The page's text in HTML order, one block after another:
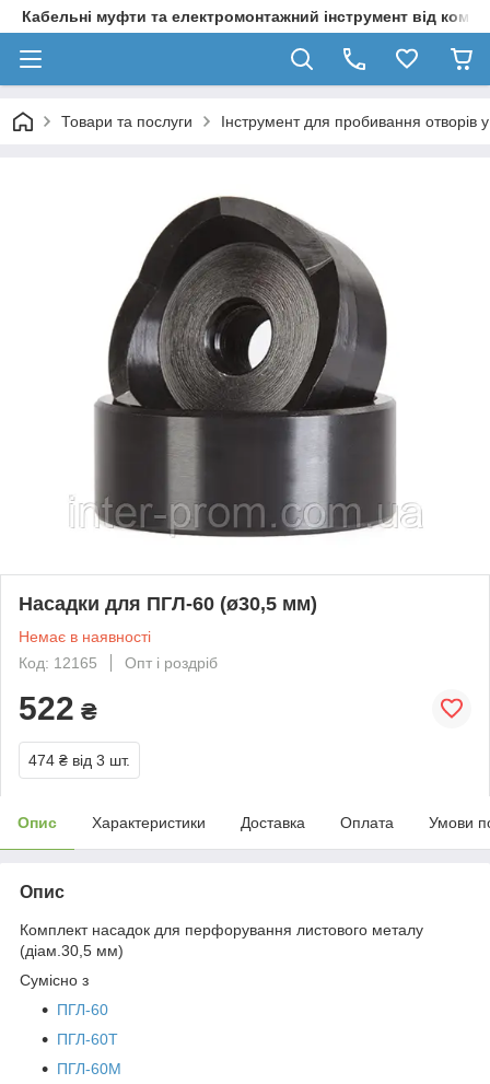
Кабельні муфти та електромонтажний інструмент від
Товари та послуги Інструмент для пробивання отворів
Насадки для ПГЛ-60 (ø30,5 мм)
Немає в наявності
Код: 12165
Опт і роздріб
522 ₴
474 ₴ від 3 шт.
Опис Характеристики Доставка Оплата Умови
Опис
Комплект насадок для перфорування листового металу
(діам.30,5 мм)
Сумісно з
ПГЛ-60
ПГЛ-60Т
ПГЛ-60М